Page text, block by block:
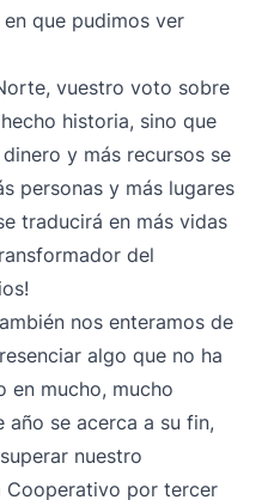
que pudimos ver
vuestro voto sobre
historia, sino que
y más recursos se
personas y más lugares
traducirá en más vidas
del
nos enteramos de
algo que no ha
en mucho, mucho
se acerca a su fin,
nuestro
Cooperativo por tercer